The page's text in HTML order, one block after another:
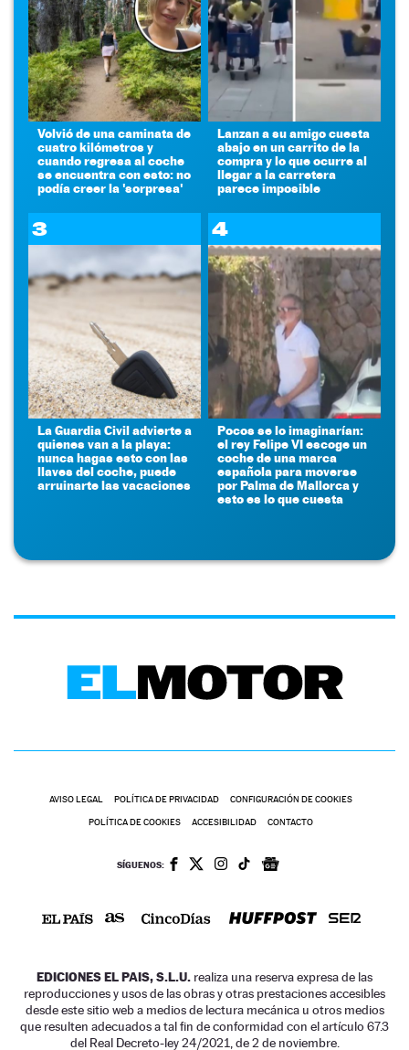
Volvió de una caminata de
cuatro kilómetros y
cuando regresa al coche
se encuentra con esto: no
podía creer la 'sorpresa'
Lanzan a su amigo cuesta
abajo en un carrito de la
compra y lo que ocurre al
llegar a la carretera
parece imposible
3
La Guardia Civil advierte a
quienes van a la playa:
nunca hagas esto con las
llaves del coche, puede
arruinarte las vacaciones
4
Pocos se lo imaginarían:
el rey Felipe VI escoge un
coche de una marca
española para moverse
por Palma de Mallorca y
esto es lo que cuesta
AVISO LEGAL POLÍTICA DE PRIVACIDAD CONFIGURACIÓN DE COOKIES
POLÍTICA DE COOKIES ACCESIBILIDAD CONTACTO
SÍGUENOS:
EDICIONES EL PAIS, S.L.U. realiza una reserva expresa de las
reproducciones y usos de las obras y otras prestaciones accesibles
desde este sitio web a medios de lectura mecánica u otros medios
que resulten adecuados a tal fin de conformidad con el artículo 67.3
del Real Decreto-ley 24/2021, de 2 de noviembre.